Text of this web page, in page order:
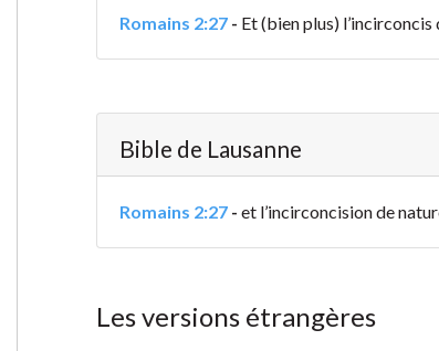
Romains 2:27- Et (bien plus)
Bible de Lausanne
Romains 2:27- et l’incirconcision de
Les versions étrangères